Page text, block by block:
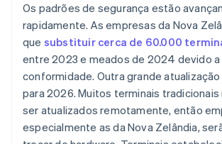
Os padrões de segurança estão
rapidamente. As empresas da Nova
que substituir cerca de 60.000
entre 2023 e meados de 2024 devido a
conformidade. Outra grande
para 2026. Muitos terminais tradicionais
ser atualizados remotamente, então
especialmente as da Nova Zelândia,